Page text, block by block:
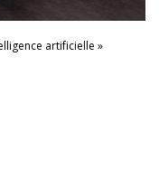
artificielle »